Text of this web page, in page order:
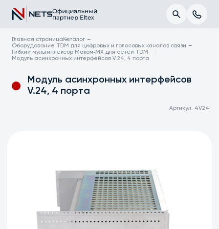
Официальный
партнер Eltex
Главная страница Каталог
Оборудование TDM для цифровых и голосовых каналов связи
Гибкий мультиплексор Маком‑МХ для сетей TDM
Модуль асинхронных интерфейсов V.24, 4 порта
Модуль асинхронных интерфейсов
V.24, 4 порта
Артикул: 4V24